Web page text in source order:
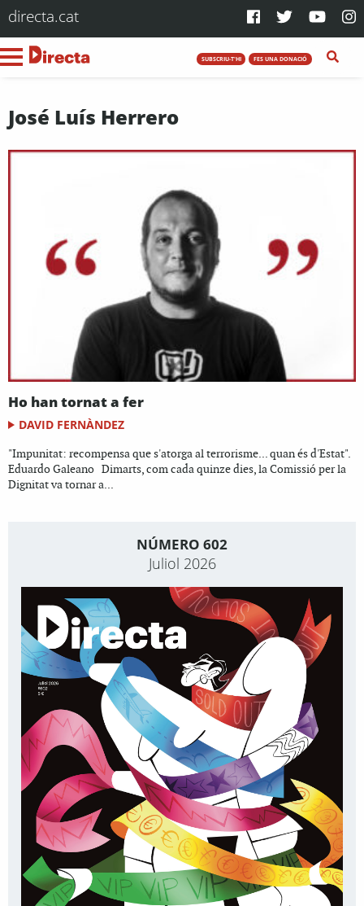
directa.cat
SUBSCRIU-T'HI FES UNA DONACIÓ
José Luís Herrero
Ho han tornat a fer
DAVID FERNÀNDEZ
"Impunitat: recompensa que s'atorga al terrorisme... quan és d'Estat".
Eduardo Galeano Dimarts, com cada quinze dies, la Comissió per la
Dignitat va tornar a...
NÚMERO 602
Juliol 2026